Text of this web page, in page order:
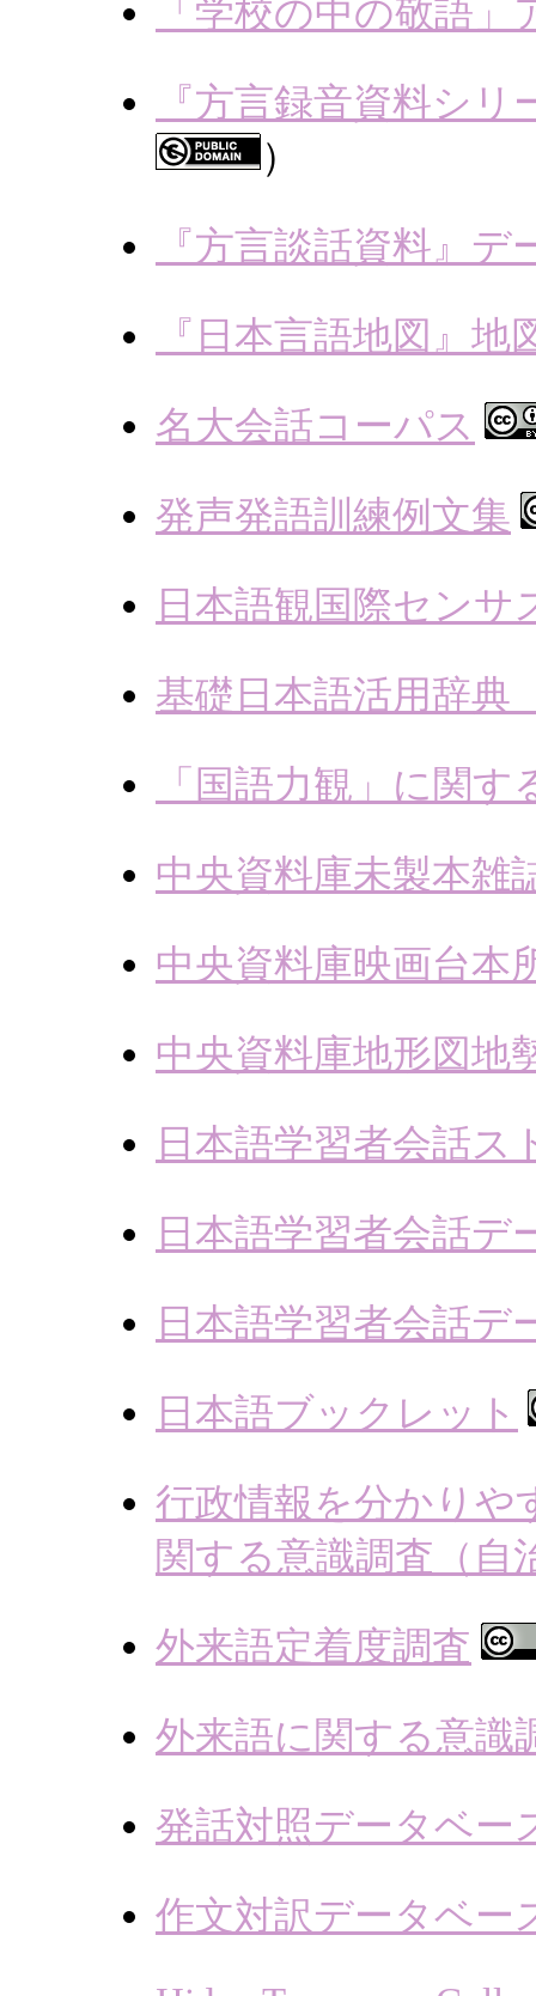
「学校の中の敬語
『方言録音資料シ
）
『方言談話資料』デ
『日本言語地図』地
名大会話コーパス
発声発語訓練例文集
日本語観国際センサ
基礎日本語活用辞典
「国語力観」に関す
中央資料庫未製本雑
中央資料庫映画台本
中央資料庫地形図地
日本語学習者会話ス
日本語学習者会話デ
日本語学習者会話デ
日本語ブックレット
行政情報を分かりや
関する意識調査（自
外来語定着度調査
外来語に関する意識
発話対照データベー
作文対訳データベー